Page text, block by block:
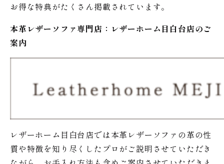
お得な特典がたくさん掲載されています。
本革レザーソファ専門店：レザーホーム 目白台店のご
案内
レザーホーム目白台店では本革レザーソファの革の性
質や特徴を知り尽くしたプロがご説明させていただき